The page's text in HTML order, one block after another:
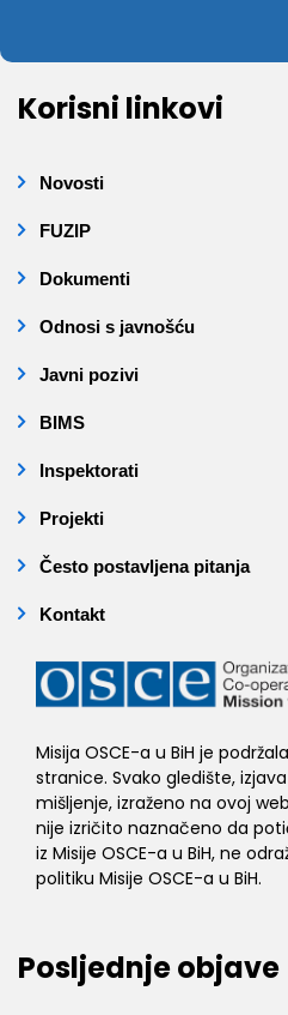
Korisni linkovi
Novosti
FUZIP
Dokumenti
Odnosi s javnošću
Javni pozivi
BIMS
Inspektorati
Projekti
Često postavljena pitanja
Kontakt
Misija OSCE-a u BiH je
stranice. Svako gledište,
mišljenje, izraženo na ovoj
nije izričito naznačeno da
iz Misije OSCE-a u BiH, ne
politiku Misije OSCE-a u BiH.
Posljednje objave